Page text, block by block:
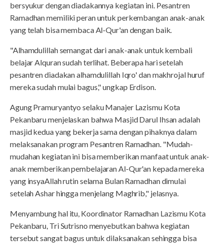
bersyukur dengan diadakannya kegiatan ini. Pesantren
Ramadhan memiliki peran untuk perkembangan anak-anak
yang telah bisa membaca Al-Qur'an dengan baik.
"Alhamdulillah semangat dari anak-anak untuk kembali
belajar Alquran sudah terlihat. Beberapa hari setelah
pesantren diadakan alhamdulillah Iqro' dan makhrojal huruf
mereka sudah mulai bagus," ungkap Erdison.
Agung Pramuryantyo selaku Manajer Lazismu Kota
Pekanbaru menjelaskan bahwa Masjid Darul Ihsan adalah
masjid kedua yang bekerja sama dengan pihaknya dalam
melaksanakan program Pesantren Ramadhan. "Mudah-
mudahan kegiatan ini bisa memberikan manfaat untuk anak-
anak memberikan pembelajaran Al-Qur'an kepada mereka
yang insyaAllah rutin selama Bulan Ramadhan dimulai
setelah Ashar hingga menjelang Maghrib," jelasnya.
Menyambung hal itu, Koordinator Ramadhan Lazismu Kota
Pekanbaru, Tri Sutrisno menyebutkan bahwa kegiatan
tersebut sangat bagus untuk dilaksanakan sehingga bisa